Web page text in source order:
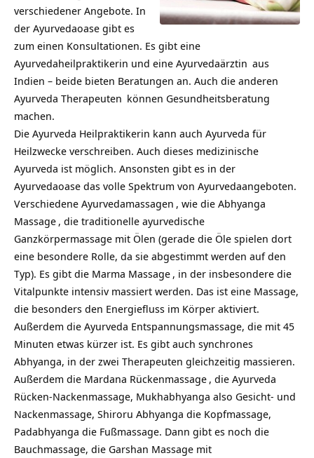
verschiedener Angebote. In
der Ayurvedaoase gibt es
zum einen Konsultationen. Es gibt eine
Ayurvedaheilpraktikerin und eine Ayurvedaärztin aus
Indien – beide bieten Beratungen an. Auch die anderen
Ayurveda Therapeuten können Gesundheitsberatung
machen.
Die Ayurveda Heilpraktikerin kann auch Ayurveda für
Heilzwecke verschreiben. Auch dieses medizinische
Ayurveda ist möglich. Ansonsten gibt es in der
Ayurvedaoase das volle Spektrum von Ayurvedaangeboten.
Verschiedene Ayurvedamassagen , wie die Abhyanga
Massage , die traditionelle ayurvedische
Ganzkörpermassage mit Ölen (gerade die Öle spielen dort
eine besondere Rolle, da sie abgestimmt werden auf den
Typ). Es gibt die Marma Massage , in der insbesondere die
Vitalpunkte intensiv massiert werden. Das ist eine Massage,
die besonders den Energiefluss im Körper aktiviert.
Außerdem die Ayurveda Entspannungsmassage, die mit 45
Minuten etwas kürzer ist. Es gibt auch synchrones
Abhyanga, in der zwei Therapeuten gleichzeitig massieren.
Außerdem die Mardana Rückenmassage , die Ayurveda
Rücken-Nackenmassage, Mukhabhyanga also Gesicht- und
Nackenmassage, Shiroru Abhyanga die Kopfmassage,
Padabhyanga die Fußmassage. Dann gibt es noch die
Bauchmassage, die Garshan Massage mit